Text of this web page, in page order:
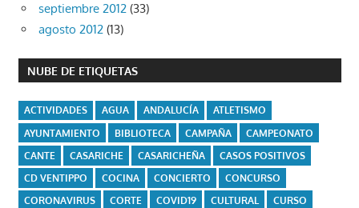
septiembre 2012 (33)
agosto 2012 (13)
NUBE DE ETIQUETAS
ACTIVIDADES AGUA ANDALUCÍA
ATLETISMO
AYUNTAMIENTO
BIBLIOTECA CAMPAÑA
CAMPEONATO
CANTE
CASARICHE CASARICHEÑA
CASOS POSITIVOS
CD VENTIPPO
COCINA CONCIERTO
CONCURSO
CORONAVIRUS
CORTE COVID19 CULTURAL
CURSO